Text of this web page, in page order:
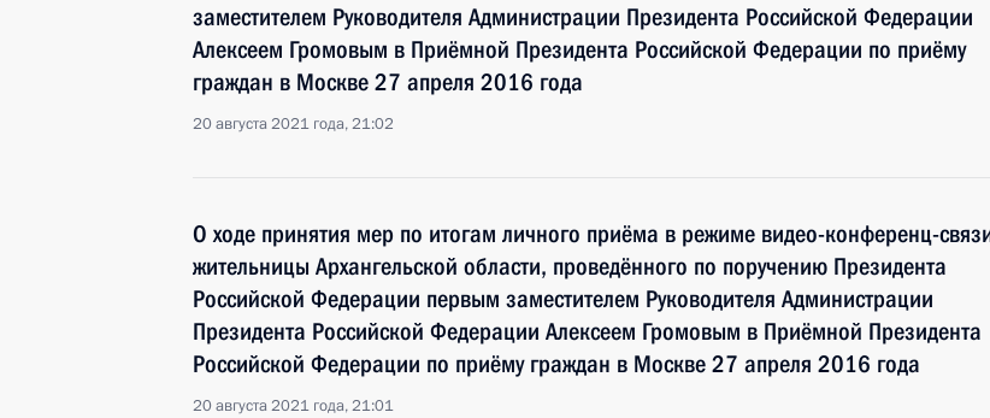
заместителем Руководителя Администрации Президента Российской Федерации
Алексеем Громовым в Приёмной Президента Российской Федерации по приёму
граждан в Москве 27 апреля 2016 года
20 августа 2021 года, 21:02
О ходе принятия мер по итогам личного приёма в режиме видео-конференц-
жительницы Архангельской области, проведённого по поручению Президента
Российской Федерации первым заместителем Руководителя Администрации
Президента Российской Федерации Алексеем Громовым в Приёмной Президента
Российской Федерации по приёму граждан в Москве 27 апреля 2016 года
20 августа 2021 года, 21:01